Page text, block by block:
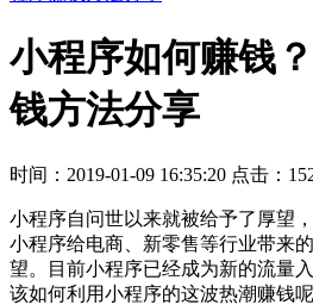
小程序如何赚钱
钱方法分享
时间：2019-01-09 16:35:20 点击：
小程序自问世以来就被给予了厚望
小程序给电商、新零售等行业带来
望。目前小程序已经成为新的流量
该如何利用小程序的这波热潮赚钱